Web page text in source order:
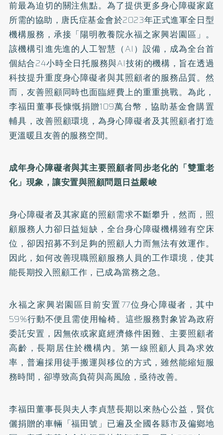
前最為迫切的關注焦點。為了提供更多身心障礙家庭
所需的協助，唐氏症基金會於2023年正式進軍全日型
機構服務，承接「陽明教養院永福之家興岩園區」。
該機構引進先進的人工智慧（AI）設備，成為全台首
個結合24小時全日托服務與AI技術的機構，旨在透過
科技提升重度身心障礙者與其照顧者的服務品質。然
而，友善照顧同時也面臨經費上的重重挑戰。為此，
李福田董事長慷慨捐贈109萬台幣，協助基金會購置
輔具，改善照顧環境，為身心障礙者及其照顧者打造
更溫暖且友善的服務空間。
成年身心障礙者與其主要照顧者同步老化的「雙重老
化」現象，讓安置與照顧問題日益嚴峻
身心障礙者及其家庭的照顧需求不斷攀升，然而，照
顧服務人力卻日益短缺，全台身心障礙機構雖有空床
位，卻因招募不到足夠的照顧人力而無法有效運作。
因此，如何改善現職照顧服務人員的工作環境，使其
能長期投入照顧工作，已成為當務之急。
永福之家興岩園區目前安置77位身心障礙者，其中
59%行動不便且需使用輪椅。這些服務對象皆為政府
委託安置，因無依或家庭經濟條件困難、主要照顧者
高齡，長期居住於機構內。第一線照顧人員為求效
率，普遍採用徒手搬運與移位的方式，雖然能縮短服
務時間，卻導致高負荷與高風險，亟待改善。
李福田董事長與夫人李貞慧長期以來熱心公益，賢伉
儷捐贈的車輛「福田號」已遍及全國各縣市及偏鄉地